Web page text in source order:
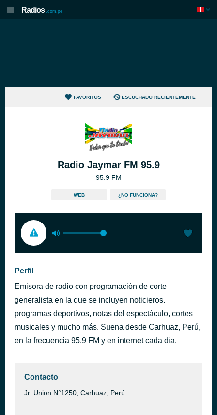
Radios .com.pe
FAVORITOS ESCUCHADO RECIENTEMENTE
Radio Jaymar FM 95.9
95.9 FM
WEB ¿NO FUNCIONA?
Perfil
Emisora de radio con programación de corte
generalista en la que se incluyen noticieros,
programas deportivos, notas del espectáculo, cortes
musicales y mucho más. Suena desde Carhuaz, Perú,
en la frecuencia 95.9 FM y en internet cada día.
Contacto
Jr. Union N°1250, Carhuaz, Perú